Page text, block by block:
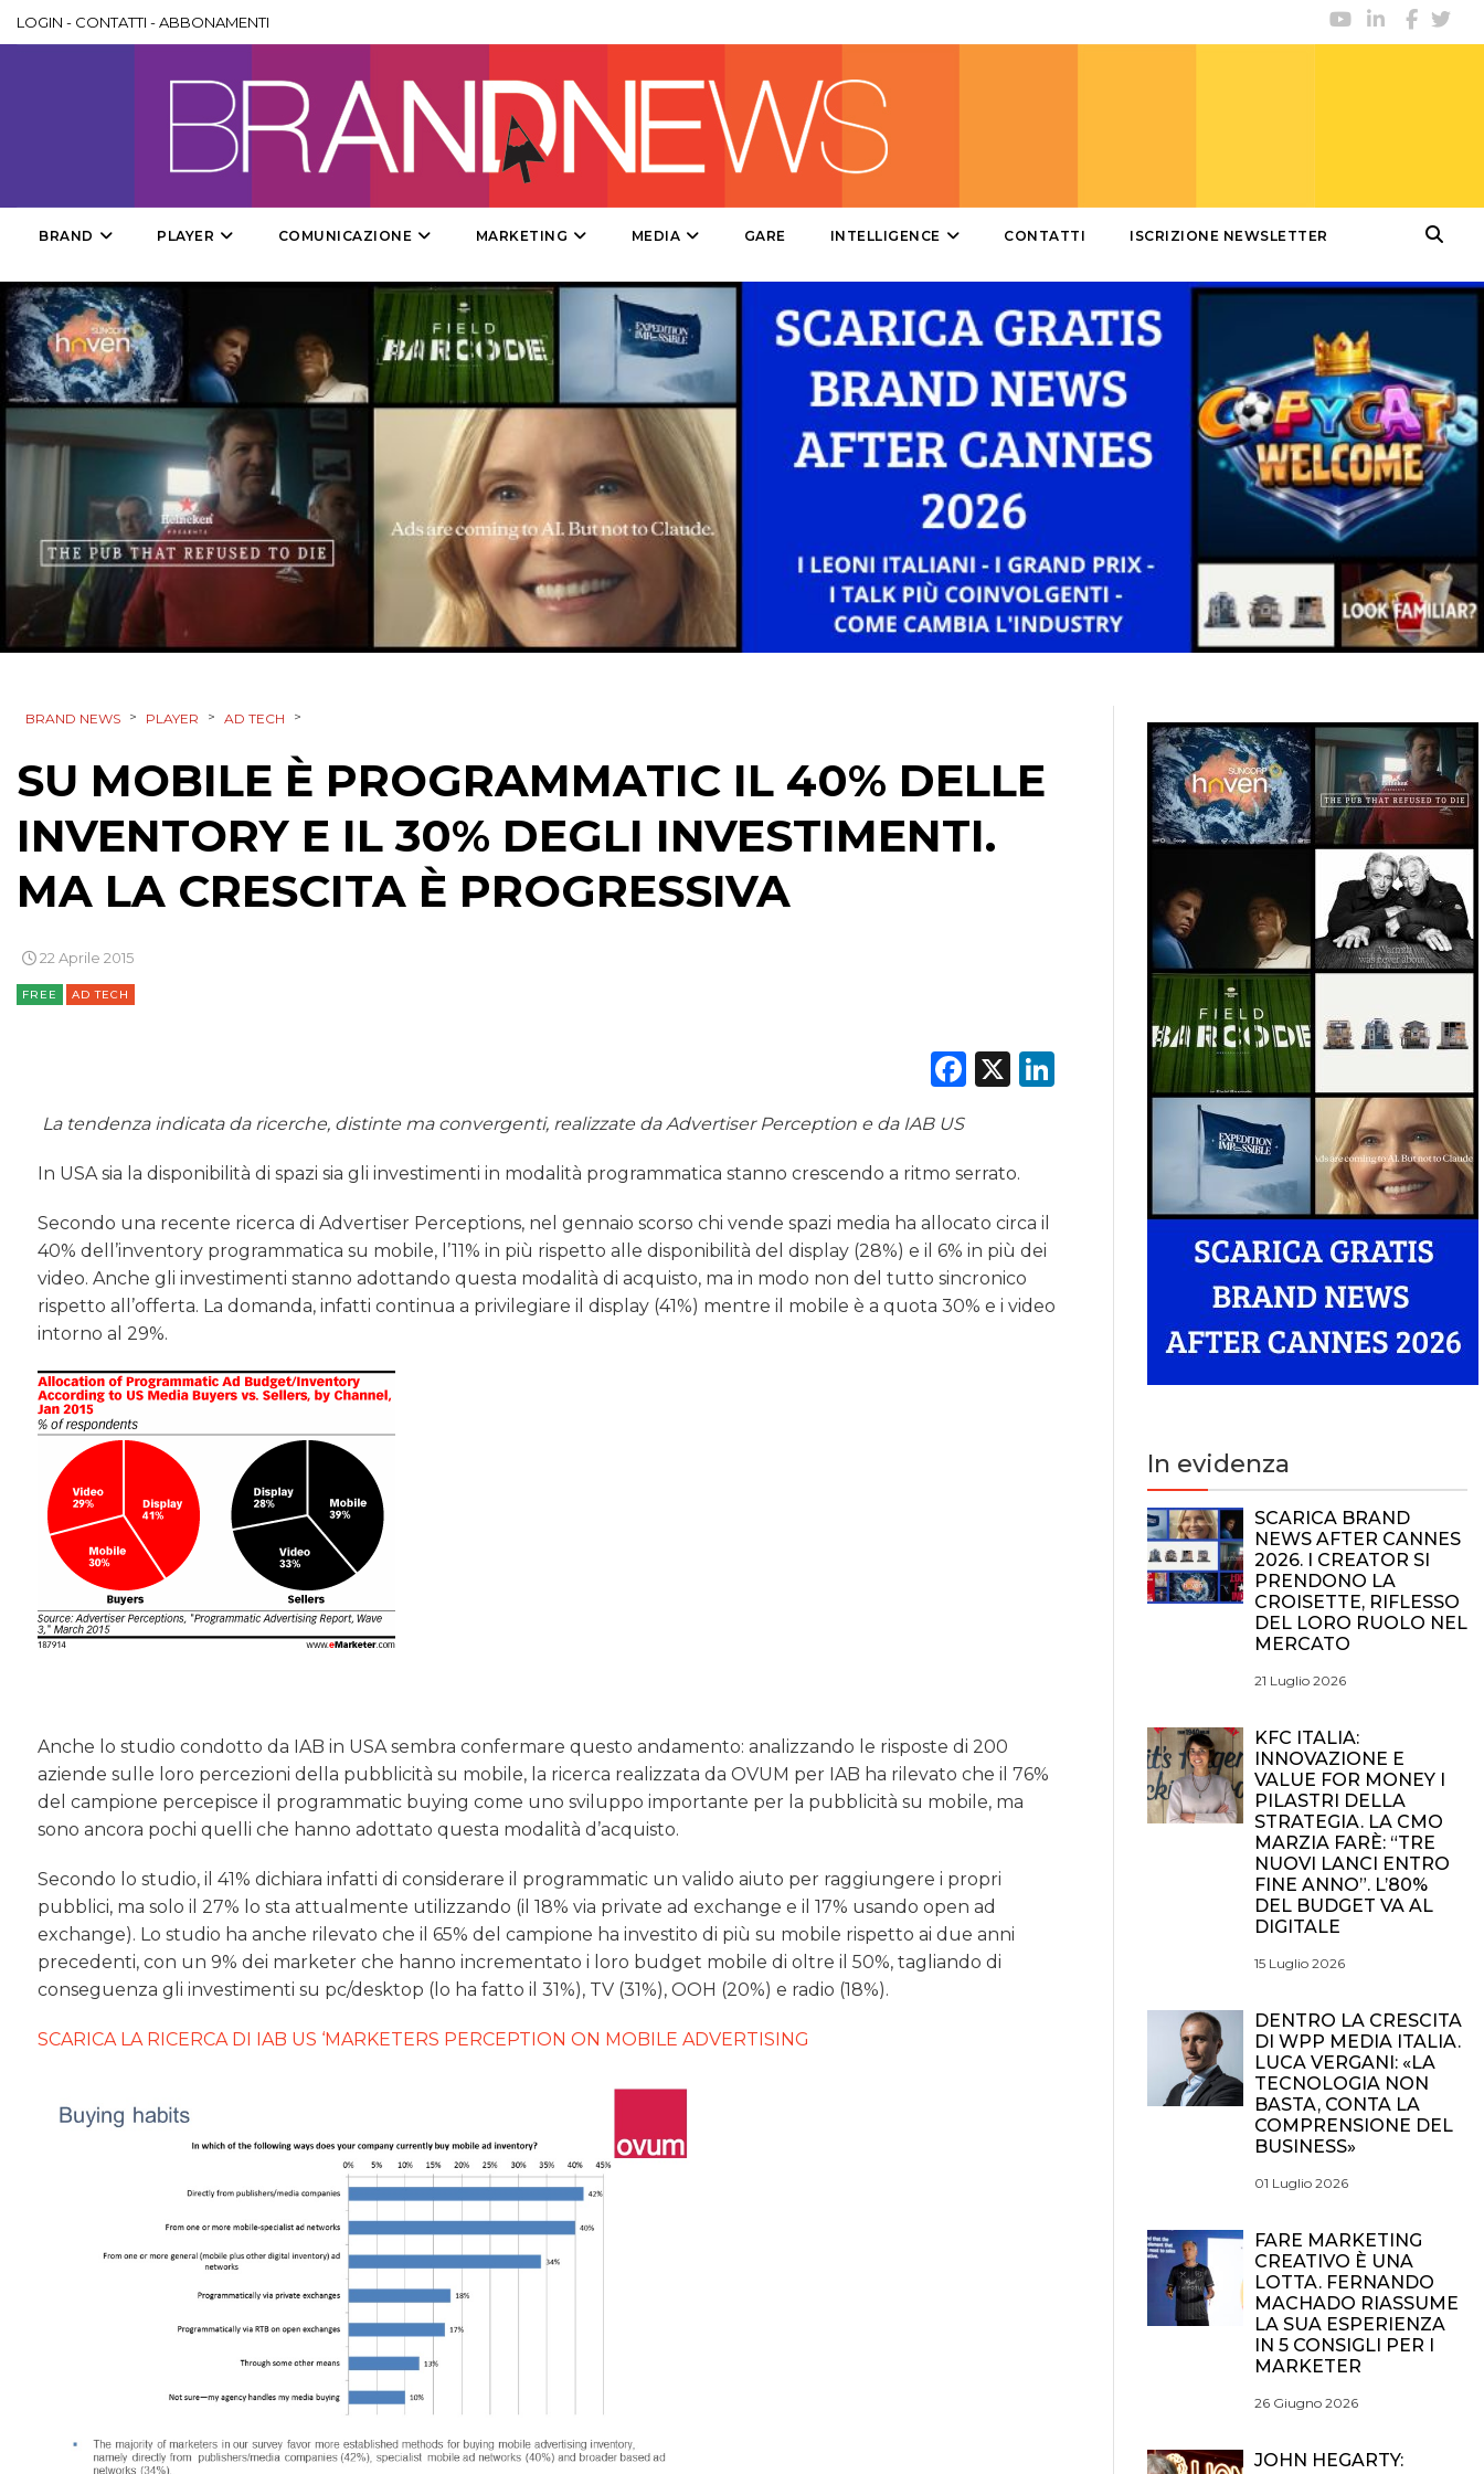
PRODOTTI
PUNTI VENDITA
CSR
STRATEGIE
DIGITALE
EDITORIA
ESTERNA
RADIO / AUDIO
TV
DATI
RICERCHE
PREVISIONI/SCENARI
LOGIN - CONTATTI -ABBONAMENTI
BRAND PLAYER COMUNICAZIONE MARKETING MEDIA GARE INTELLIGENCE CONTATTI ISCRIZIONE NEWSLETTER
BRAND NEWS > PLAYER > AD TECH >
SU MOBILE È PROGRAMMATIC IL 40% DELLE
INVENTORY E IL 30% DEGLI INVESTIMENTI.
MA LA CRESCITA È PROGRESSIVA
22 Aprile 2015
FREE AD TECH
Facebook
X LinkedIn
La tendenza indicata da ricerche, distinte ma convergenti, realizzate da Advertiser Perception e da IAB US
In USA sia la disponibilità di spazi sia gli investimenti in modalità programmatica stanno crescendo a ritmo serrato.
Secondo una recente ricerca di Advertiser Perceptions, nel gennaio scorso chi vende spazi media ha allocato circa il
40% dell’inventory programmatica su mobile, l’11% in più rispetto alle disponibilità del display (28%) e il 6% in più dei
video. Anche gli investimenti stanno adottando questa modalità di acquisto, ma in modo non del tutto sincronico
rispetto all’offerta. La domanda, infatti continua a privilegiare il display (41%) mentre il mobile è a quota 30% e i video
intorno al 29%.
Anche lo studio condotto da IAB in USA sembra confermare questo andamento: analizzando le risposte di 200
aziende sulle loro percezioni della pubblicità su mobile, la ricerca realizzata da OVUM per IAB ha rilevato che il 76%
del campione percepisce il programmatic buying come uno sviluppo importante per la pubblicità su mobile, ma
sono ancora pochi quelli che hanno adottato questa modalità d’acquisto.
Secondo lo studio, il 41% dichiara infatti di considerare il programmatic un valido aiuto per raggiungere i propri
pubblici, ma solo il 27% lo sta attualmente utilizzando (il 18% via private ad exchange e il 17% usando open ad
exchange). Lo studio ha anche rilevato che il 65% del campione ha investito di più su mobile rispetto ai due anni
precedenti, con un 9% dei marketer che hanno incrementato i loro budget mobile di oltre il 50%, tagliando di
conseguenza gli investimenti su pc/desktop (lo ha fatto il 31%), TV (31%), OOH (20%) e radio (18%).
SCARICA LA RICERCA DI IAB US ‘MARKETERS PERCEPTION ON MOBILE ADVERTISING
In evidenza
SCARICA BRAND
NEWS AFTER CANNES
2026. I CREATOR SI
PRENDONO LA
CROISETTE, RIFLESSO
DEL LORO RUOLO NEL
MERCATO
21 Luglio 2026
KFC ITALIA:
INNOVAZIONE E
VALUE FOR MONEY I
PILASTRI DELLA
STRATEGIA. LA CMO
MARZIA FARÈ: “TRE
NUOVI LANCI ENTRO
FINE ANNO”. L’80%
DEL BUDGET VA AL
DIGITALE
15 Luglio 2026
DENTRO LA CRESCITA
DI WPP MEDIA ITALIA.
LUCA VERGANI: «LA
TECNOLOGIA NON
BASTA, CONTA LA
COMPRENSIONE DEL
BUSINESS»
01 Luglio 2026
FARE MARKETING
CREATIVO È UNA
LOTTA. FERNANDO
MACHADO RIASSUME
LA SUA ESPERIENZA
IN 5 CONSIGLI PER I
MARKETER
26 Giugno 2026
JOHN HEGARTY: